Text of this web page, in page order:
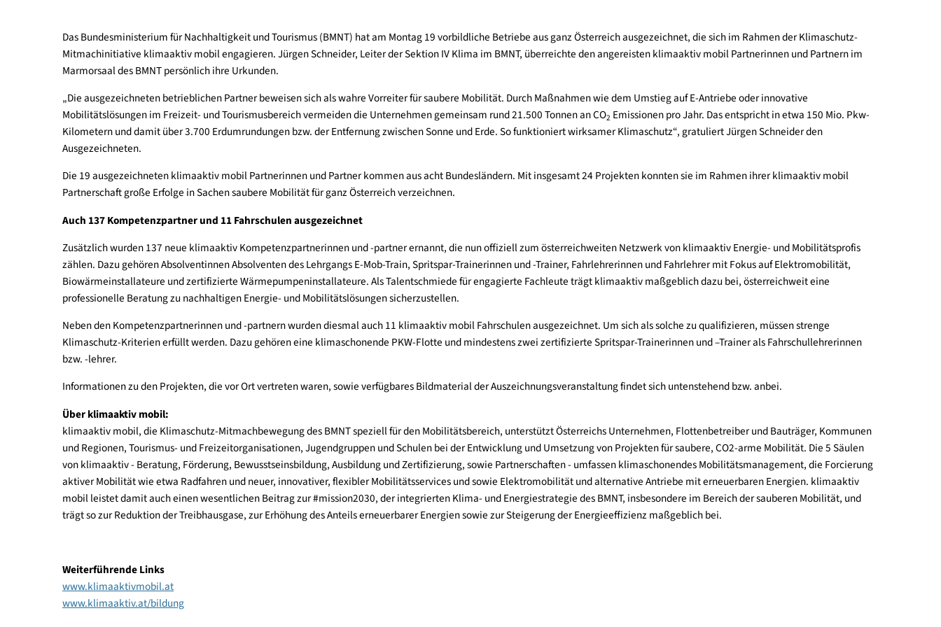
Das Bundesministerium für Nachhaltigkeit und Tourismus (BMNT) hat am Montag 19 vorbildliche Betriebe aus ganz Österreich ausgezeichnet, die sich im Rahmen der
Mitmachinitiative klimaaktiv mobil engagieren. Jürgen Schneider, Leiter der Sektion IV Klima im BMNT, überreichte den angereisten klimaaktiv mobil Partnerinnen und
Marmorsaal des BMNT persönlich ihre Urkunden.
„Die ausgezeichneten betrieblichen Partner beweisen sich als wahre Vorreiter für saubere Mobilität. Durch Maßnahmen wie dem Umstieg auf E-Antriebe oder innovative
Kilometern und damit über 3.700 Erdumrundungen bzw. der Entfernung zwischen Sonne und Erde. So funktioniert wirksamer Klimaschutz“, gratuliert Jürgen Schneider den
Ausgezeichneten.
Die 19 ausgezeichneten klimaaktiv mobil Partnerinnen und Partner kommen aus acht Bundesländern. Mit insgesamt 24 Projekten konnten sie im Rahmen ihrer klimaaktiv
Partnerschaft große Erfolge in Sachen saubere Mobilität für ganz Österreich verzeichnen.
Auch 137 Kompetenzpartner und 11 Fahrschulen ausgezeichnet
Zusätzlich wurden 137 neue klimaaktiv Kompetenzpartnerinnen und -partner ernannt, die nun offiziell zum österreichweiten Netzwerk von klimaaktiv Energie- und
zählen. Dazu gehören Absolventinnen Absolventen des Lehrgangs E-Mob-Train, Spritspar-Trainerinnen und -Trainer, Fahrlehrerinnen und Fahrlehrer mit Fokus auf
Biowärmeinstallateure und zertifizierte Wärmepumpeninstallateure. Als Talentschmiede für engagierte Fachleute trägt klimaaktiv maßgeblich dazu bei, österreichweit eine
professionelle Beratung zu nachhaltigen Energie- und Mobilitätslösungen sicherzustellen.
Neben den Kompetenzpartnerinnen und -partnern wurden diesmal auch 11 klimaaktiv mobil Fahrschulen ausgezeichnet. Um sich als solche zu qualifizieren, müssen strenge
Klimaschutz-Kriterien erfüllt werden. Dazu gehören eine klimaschonende PKW-Flotte und mindestens zwei zertifizierte Spritspar-Trainerinnen und –Trainer als
bzw. -lehrer.
Informationen zu den Projekten, die vor Ort vertreten waren, sowie verfügbares Bildmaterial der Auszeichnungsveranstaltung findet sich untenstehend bzw. anbei.
Über klimaaktiv mobil:
klimaaktiv mobil, die Klimaschutz-Mitmachbewegung des BMNT speziell für den Mobilitätsbereich, unterstützt Österreichs Unternehmen, Flottenbetreiber und Bauträger,
aktiver Mobilität wie etwa Radfahren und neuer, innovativer, flexibler Mobilitätsservices und sowie Elektromobilität und alternative Antriebe mit erneuerbaren Energien.
mobil leistet damit auch einen wesentlichen Beitrag zur #mission2030, der integrierten Klima- und Energiestrategie des BMNT, insbesondere im Bereich der sauberen Mobilität,
trägt so zur Reduktion der Treibhausgase, zur Erhöhung des Anteils erneuerbarer Energien sowie zur Steigerung der Energieeffizienz maßgeblich bei.